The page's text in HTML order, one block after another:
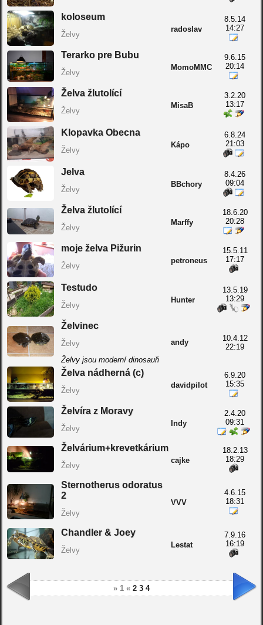
koloseum
Želvy
radoslav
8.5.14
14:27
Terarko pre Bubu
Želvy
MomoMMC
9.6.15
20:14
Želva žlutolící
Želvy
MisaB
3.2.20
13:17
Klopavka Obecna
Želvy
Kápo
6.8.24
21:03
Jelva
Želvy
BBchory
8.4.26
09:04
Želva žlutolící
Želvy
Marffy
18.6.20
20:28
moje želva Pižurin
Želvy
petroneus
15.5.11
17:17
Testudo
Želvy
Hunter
13.5.19
13:29
Želvinec
Želvy
Želvy jsou moderní dinosauři
andy
10.4.12
22:19
Želva nádherná (c)
Želvy
davidpilot
6.9.20
15:35
Želvíra z Moravy
Želvy
Indy
2.4.20
09:31
Želvárium+krevetkárium
Želvy
cajke
18.2.13
18:29
Sternotherus odoratus
2
Želvy
VVV
4.6.15
18:31
Chandler & Joey
Želvy
Lestat
7.9.16
16:19
» 1 « 2 3 4